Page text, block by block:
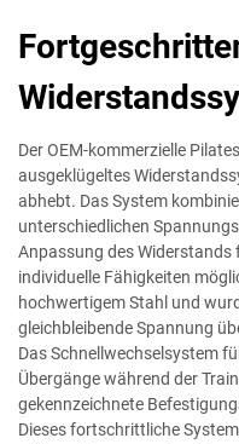
Der OEM-kommerzielle
ausgeklügeltes
abhebt. Das System
unterschiedlichen
Anpassung des Widerstands
individuelle Fähigkeiten
hochwertigem Stahl und
gleichbleibende Spannung
Das Schnellwechselsystem
Übergänge während der
gekennzeichnete
Dieses fortschrittliche